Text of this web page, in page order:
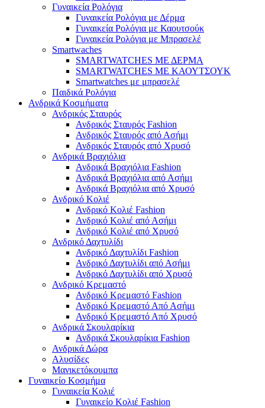
Γυναικεία Ρολόγια
Γυναικεία Ρολόγια με Δέρμα
Γυναικεία Ρολόγια με Καουτσούκ
Γυναικεία Ρολόγια με Μπρασελέ
Smartwaches
SMARTWATCHES ΜΕ ΔΕΡΜΑ
SMARTWATCHES ΜΕ ΚΑΟΥΤΣΟΥΚ
Smartwatches με μπρασελέ
Παιδικά Ρολόγια
Ανδρικά Κοσμήματα
Ανδρικός Σταυρός
Ανδρικός Σταυρός Fashion
Ανδρικός Σταυρός από Ασήμι
Ανδρικός Σταυρός από Χρυσό
Ανδρικά Βραχιόλια
Ανδρικά Βραχιόλια Fashion
Ανδρικά Βραχιόλια από Ασήμι
Ανδρικά Βραχιόλια από Χρυσό
Ανδρικό Κολιέ
Ανδρικό Κολιέ Fashion
Ανδρικό Κολιέ από Ασήμι
Ανδρικό Κολιέ από Χρυσό
Ανδρικό Δαχτυλίδι
Ανδρικό Δαχτυλίδι Fashion
Ανδρικό Δαχτυλίδι από Ασήμι
Ανδρικό Δαχτυλίδι από Χρυσό
Ανδρικό Κρεμαστό
Ανδρικό Κρεμαστό Fashion
Ανδρικό Κρεμαστό Από Ασήμι
Ανδρικό Κρεμαστό Από Χρυσό
Ανδρικά Σκουλαρίκια
Ανδρικά Σκουλαρίκια Fashion
Ανδρικά Δώρα
Αλυσίδες
Μανικετόκουμπα
Γυναικείο Κοσμήμα
Γυναικεία Κολιέ
Γυναικείο Κολιέ Fashion